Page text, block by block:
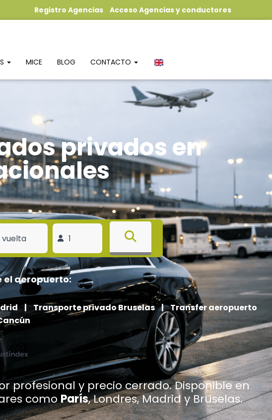
Registro Agencias Acceso Agencias y conductores
MICE BLOG CONTACTO
privados en
vuelta
el aeropuerto:
| Transporte privado Bruselas | Transfer aeropuerto
profesional y precio cerrado. Disponible en
comoParís, Londres, Madrid y Bruselas.